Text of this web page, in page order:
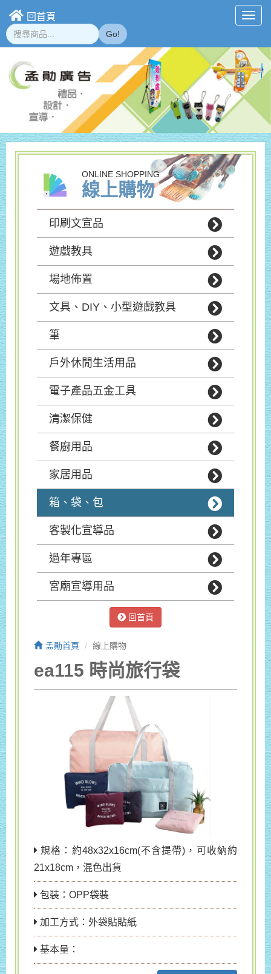
回首頁
Go!
ONLINE SHOPPING
線上購物
印刷文宣品
遊戲教具
場地佈置
文具、DIY、小型遊戲教具
筆
戶外休閒生活用品
電子產品五金工具
清潔保健
餐廚用品
家居用品
箱、袋、包
客製化宣導品
過年專區
宮廟宣導用品
回首頁
孟勛首頁 線上購物
ea115 時尚旅行袋
規格：約48x32x16cm(不含提帶)，可收納約
21x18cm，混色出貨
包裝：OPP袋裝
加工方式：外袋貼貼紙
基本量：